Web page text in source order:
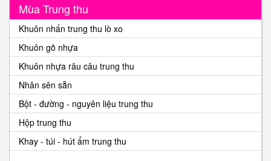
Mùa Trung thu
Khuôn nhấn trung thu lò xo
Khuôn gõ nhựa
Khuôn nhựa râu câu trung thu
Nhân sên sẵn
Bột - đường - nguyên liệu trung thu
Hộp trung thu
Khay - túi - hút ẩm trung thu